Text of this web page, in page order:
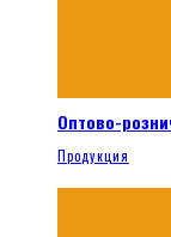
Оптово-
Продукция